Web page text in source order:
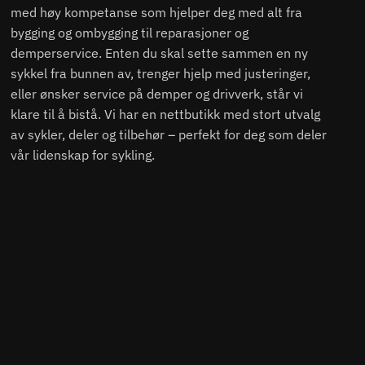
med høy kompetanse som hjelper deg med alt fra
bygging og ombygging til reparasjoner og
demperservice. Enten du skal sette sammen en ny
sykkel fra bunnen av, trenger hjelp med justeringer,
eller ønsker service på demper og drivverk, står vi
klare til å bistå. Vi har en nettbutikk med stort utvalg
av sykler, deler og tilbehør – perfekt for deg som deler
vår lidenskap for sykling.